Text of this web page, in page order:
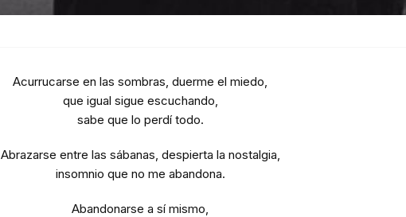
Acurrucarse en las sombras, duerme el miedo,
que igual sigue escuchando,
sabe que lo perdí todo.
Abrazarse entre las sábanas, despierta la nostalgia,
insomnio que no me abandona.
Abandonarse a sí mismo,